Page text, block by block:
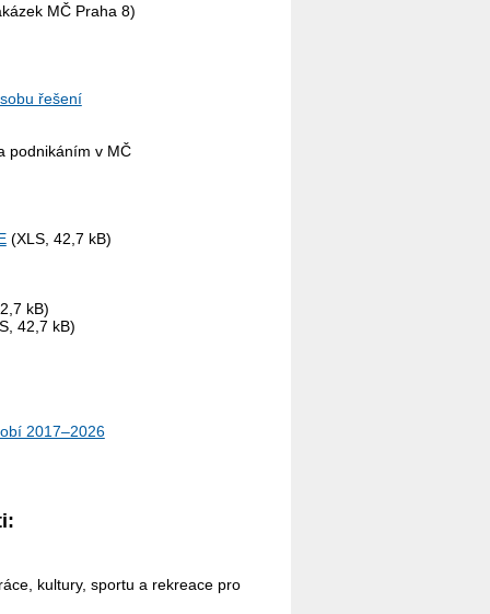
MČ Praha 8)
řešení
podnikáním v MČ
(XLS, 42,7 kB)
kB)
42,7 kB)
2017–2026
kultury, sportu a rekreace pro